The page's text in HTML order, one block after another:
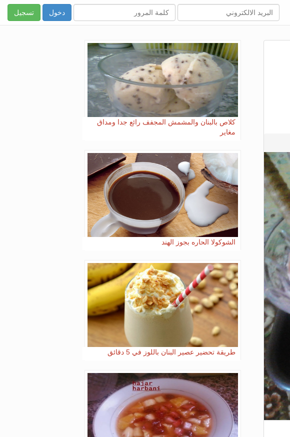
تسجيل
كلاص بالبنان والمشمش المجفف رائع جدا ومداق
مغاير
الشوكولا الحاره بجوز الهند
طريقة تحضير عصير البنان باللوز في 5 دقائق